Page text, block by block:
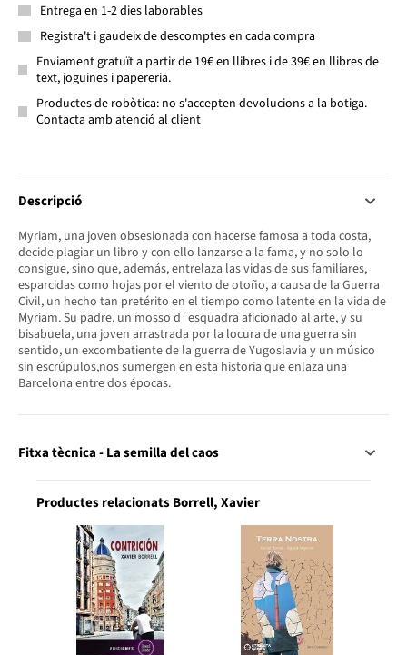
Entrega en 1-2 dies laborables
Registra't i gaudeix de descomptes en cada compra
Enviament gratuït a partir de 19€ en llibres i de 39€ en llibres de
text, joguines i papereria.
Productes de robòtica: no s'accepten devolucions a la botiga.
Contacta amb atenció al client
Descripció
Myriam, una joven obsesionada con hacerse famosa a toda costa,
decide plagiar un libro y con ello lanzarse a la fama, y no solo lo
consigue, sino que, además, entrelaza las vidas de sus familiares,
esparcidas como hojas por el viento de otoño, a causa de la Guerra
Civil, un hecho tan pretérito en el tiempo como latente en la vida de
Myriam. Su padre, un mosso d´esquadra aficionado al arte, y su
bisabuela, una joven arrastrada por la locura de una guerra sin
sentido, un excombatiente de la guerra de Yugoslavia y un músico
sin escrúpulos,nos sumergen en esta historia que enlaza una
Barcelona entre dos épocas.
Fitxa tècnica - La semilla del caos
Productes relacionats Borrell, Xavier